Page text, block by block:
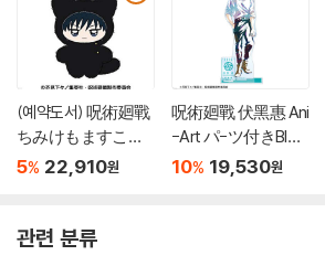
(예약도서) 呪術廻戰
ちみけもますこっ
と 2 伏黑惠
5% 22,910원
呪術廻戰 伏黑惠 Ani
-Art パ-ツ付きBIG
アクリルスタンド
10% 19,530원
관련 분류